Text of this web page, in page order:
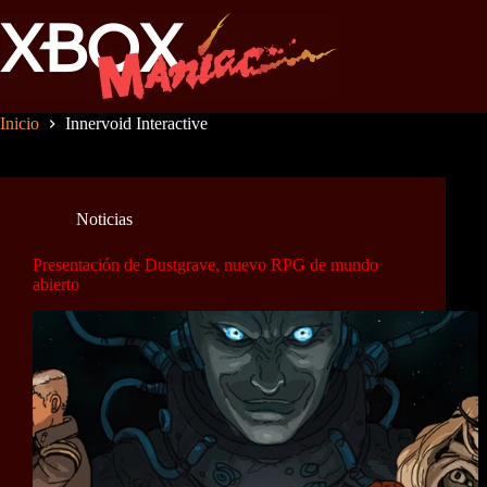
al
contenido
Inicio Innervoid Interactive
Noticias
Presentación de Dustgrave, nuevo RPG de mundo
abierto